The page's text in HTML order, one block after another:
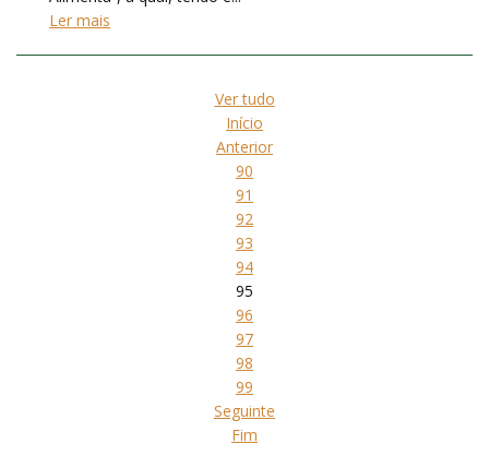
Ler mais
Ver tudo
Início
Anterior
90
91
92
93
94
95
96
97
98
99
Seguinte
Fim